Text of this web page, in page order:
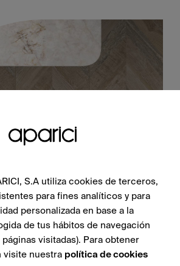
50X100
S.A utiliza cookies de terceros,
para fines analíticos y para
personalizada en base a la
de tus hábitos de navegación
visitadas). Para obtener
visite nuestra política de cookies